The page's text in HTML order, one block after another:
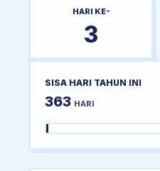
HARI KE-
3
SISA HARI TAHUN INI
363 HARI